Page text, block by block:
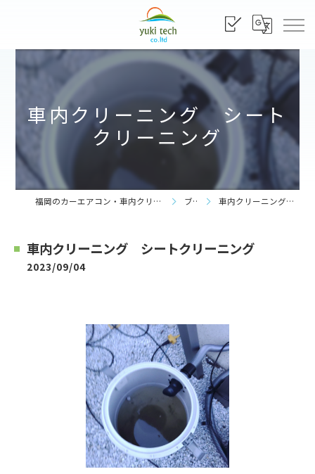
車内クリーニング シート
クリーニング
福岡のカーエアコン・車内クリーニングなら株式会社yuki tech ブログ 車内クリーニング シートクリーニング
車内クリーニング シートクリーニング
2023/09/04